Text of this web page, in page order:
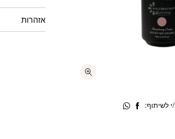
אזהרות
לשיתוף: